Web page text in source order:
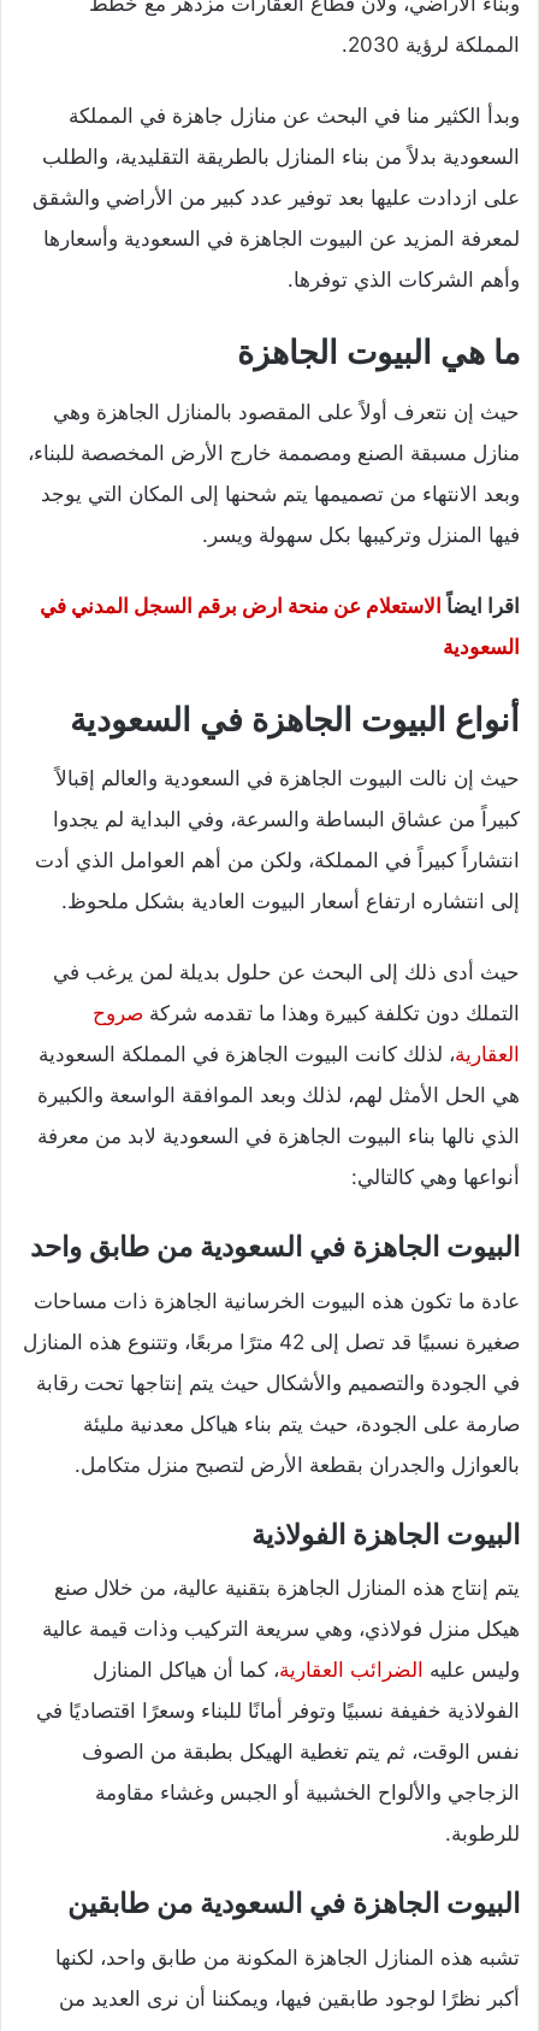
المملكة لرؤية 2030.
وبدأ الكثير منا في البحث عن منازل جاهزة في المملكة
السعودية بدلاً من بناء المنازل بالطريقة التقليدية، والطلب
على ازدادت عليها بعد توفير عدد كبير من الأراضي والشقق
لمعرفة المزيد عن البيوت الجاهزة في السعودية وأسعارها
وأهم الشركات الذي توفرها.
ما هي البيوت الجاهزة
حيث إن نتعرف أولاً على المقصود بالمنازل الجاهزة وهي
منازل مسبقة الصنع ومصممة خارج الأرض المخصصة للبناء،
وبعد الانتهاء من تصميمها يتم شحنها إلى المكان التي يوجد
فيها المنزل وتركيبها بكل سهولة ويسر.
اقرا ايضاً الاستعلام عن منحة ارض برقم السجل المدني في
السعودية
أنواع البيوت الجاهزة في السعودية
حيث إن نالت البيوت الجاهزة في السعودية والعالم إقبالاً
كبيراً من عشاق البساطة والسرعة، وفي البداية لم يجدوا
انتشاراً كبيراً في المملكة، ولكن من أهم العوامل الذي أدت
إلى انتشاره ارتفاع أسعار البيوت العادية بشكل ملحوظ.
حيث أدى ذلك إلى البحث عن حلول بديلة لمن يرغب في
التملك دون تكلفة كبيرة وهذا ما تقدمه شركة صروح
العقارية، لذلك كانت البيوت الجاهزة في المملكة السعودية
هي الحل الأمثل لهم، لذلك وبعد الموافقة الواسعة والكبيرة
الذي نالها بناء البيوت الجاهزة في السعودية لابد من معرفة
أنواعها وهي كالتالي:
البيوت الجاهزة في السعودية من طابق واحد
عادة ما تكون هذه البيوت الخرسانية الجاهزة ذات مساحات
صغيرة نسبيًا قد تصل إلى 42 مترًا مربعًا، وتتنوع هذه المنازل
في الجودة والتصميم والأشكال حيث يتم إنتاجها تحت رقابة
صارمة على الجودة، حيث يتم بناء هياكل معدنية مليئة
بالعوازل والجدران بقطعة الأرض لتصبح منزل متكامل.
البيوت الجاهزة الفولاذية
يتم إنتاج هذه المنازل الجاهزة بتقنية عالية، من خلال صنع
هيكل منزل فولاذي، وهي سريعة التركيب وذات قيمة عالية
وليس عليه الضرائب العقارية، كما أن هياكل المنازل
الفولاذية خفيفة نسبيًا وتوفر أمانًا للبناء وسعرًا اقتصاديًا في
نفس الوقت، ثم يتم تغطية الهيكل بطبقة من الصوف
الزجاجي والألواح الخشبية أو الجبس وغشاء مقاومة
للرطوبة.
البيوت الجاهزة في السعودية من طابقين
تشبه هذه المنازل الجاهزة المكونة من طابق واحد، لكنها
أكبر نظرًا لوجود طابقين فيها، ويمكننا أن نرى العديد من